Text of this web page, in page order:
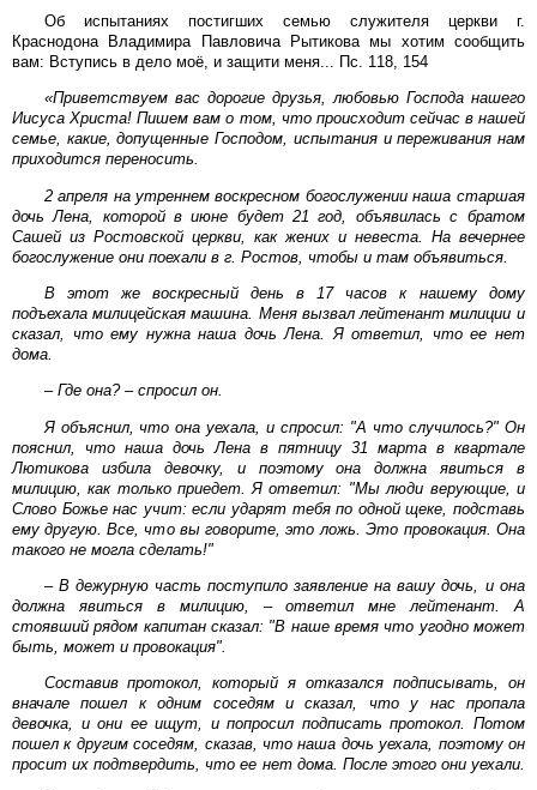
Об испытаниях постигших семью служителя церкви г.
Краснодона Владимира Павловича Рытикова мы хотим сообщить
вам: Вступись в дело моё, и защити меня... Пс. 118, 154
«Приветствуем вас дорогие друзья, любовью Господа нашего
Иисуса Христа! Пишем вам о том, что происходит сейчас в нашей
семье, какие, допущенные Господом, испытания и переживания нам
приходится переносить.
2 апреля на утреннем воскресном богослужении наша старшая
дочь Лена, которой в июне будет 21 год, объявилась с братом
Сашей из Ростовской церкви, как жених и невеста. На вечернее
богослужение они поехали в г. Ростов, чтобы и там объявиться.
В этот же воскресный день в 17 часов к нашему дому
подъехала милицейская машина. Меня вызвал лейтенант милиции и
сказал, что ему нужна наша дочь Лена. Я ответил, что ее нет
дома.
– Где она? – спросил он.
Я объяснил, что она уехала, и спросил: "А что случилось?" Он
пояснил, что наша дочь Лена в пятницу 31 марта в квартале
Лютикова избила девочку, и поэтому она должна явиться в
милицию, как только приедет. Я ответил: "Мы люди верующие, и
Слово Божье нас учит: если ударят тебя по одной щеке, подставь
ему другую. Все, что вы говорите, это ложь. Это провокация. Она
такого не могла сделать!"
– В дежурную часть поступило заявление на вашу дочь, и она
должна явиться в милицию, – ответил мне лейтенант. А
стоявший рядом капитан сказал: "В наше время что угодно может
быть, может и провокация".
Составив протокол, который я отказался подписывать, он
вначале пошел к одним соседям и сказал, что у нас пропала
девочка, и они ее ищут, и попросил подписать протокол. Потом
пошел к другим соседям, сказав, что наша дочь уехала, поэтому он
просит их подтвердить, что ее нет дома. После этого они уехали.